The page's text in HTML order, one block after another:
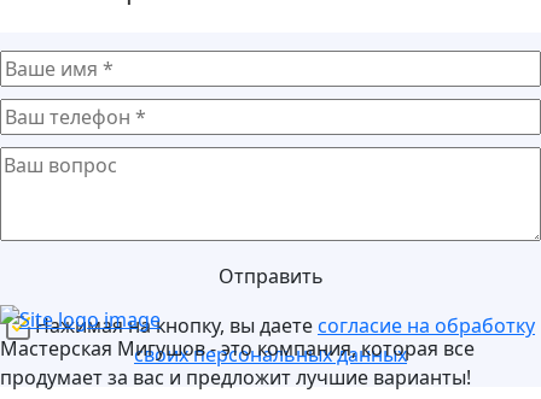
Отправить
Нажимая на кнопку, вы даетесогласие на обработку
своих персональных данных
Мастерская Мигушов - это компания, которая все
продумает за вас и предложит лучшие варианты!